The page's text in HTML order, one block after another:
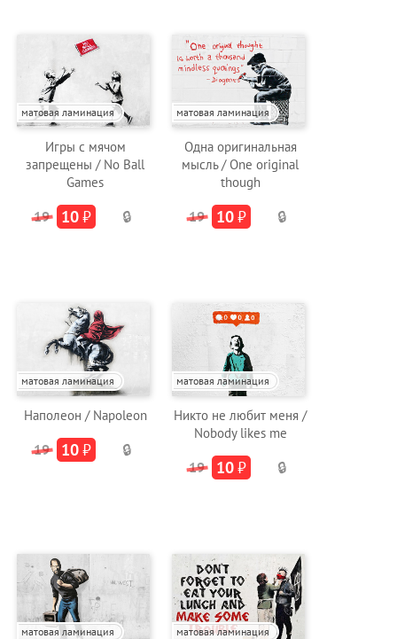
матовая ламинация
Игры с мячом
запрещены / No Ball
Games
19 10₽ 🔒
матовая ламинация
Одна оригинальная
мысль / One original
though
19 10₽ 🔒
матовая ламинация
Наполеон / Napoleon
19 10₽ 🔒
матовая ламинация
Никто не любит меня /
Nobody likes me
19 10₽ 🔒
матовая ламинация матовая ламинация